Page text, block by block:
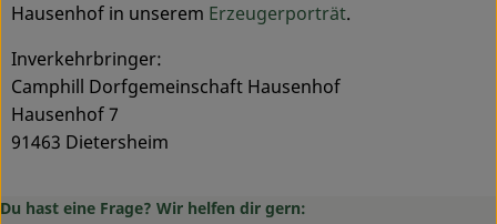
Hausenhof in unserem Erzeugerporträt.
Inverkehrbringer:
Camphill Dorfgemeinschaft Hausenhof
Hausenhof 7
91463 Dietersheim
Du hast eine Frage? Wir helfen dir gern: